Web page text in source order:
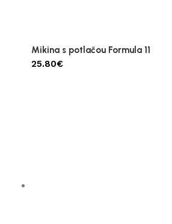
Mikina s potlačou Formula 11
25.80€